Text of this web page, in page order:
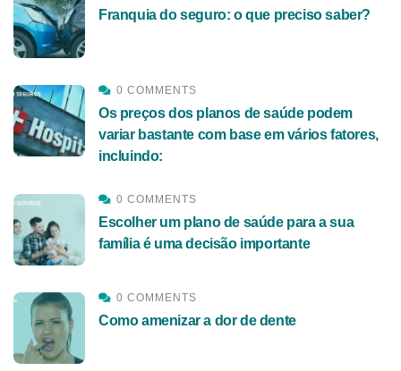
Franquia do seguro: o que preciso saber?
0 COMMENTS
Os preços dos planos de saúde podem
variar bastante com base em vários fatores,
incluindo:
0 COMMENTS
Escolher um plano de saúde para a sua
família é uma decisão importante
0 COMMENTS
Como amenizar a dor de dente